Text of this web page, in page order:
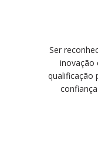
Ser
inovação
qualificação